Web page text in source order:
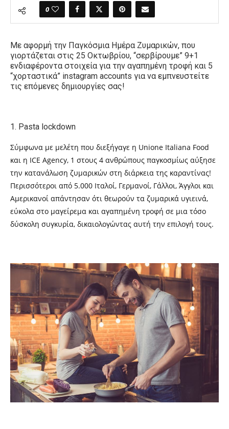
0
Με αφορμή την Παγκόσμια Ημέρα Ζυμαρικών, που
γιορτάζεται στις 25 Οκτωβρίου, “σερβίρουμε” 9+1
ενδιαφέροντα στοιχεία για την αγαπημένη τροφή και 5
“χορταστικά” instagram accounts για να εμπνευστείτε
τις επόμενες δημιουργίες σας!
1. Pasta lockdown
Σύμφωνα με μελέτη που διεξήγαγε η Unione Italiana Food
και η ICE Agency, 1 στους 4 ανθρώπους παγκοσμίως αύξησε
την κατανάλωση ζυμαρικών στη διάρκεια της καραντίνας!
Περισσότεροι από 5.000 Ιταλοί, Γερμανοί, Γάλλοι, Άγγλοι και
Αμερικανοί απάντησαν ότι θεωρούν τα ζυμαρικά υγιεινά,
εύκολα στο μαγείρεμα και αγαπημένη τροφή σε μια τόσο
δύσκολη συγκυρία, δικαιολογώντας αυτή την επιλογή τους.